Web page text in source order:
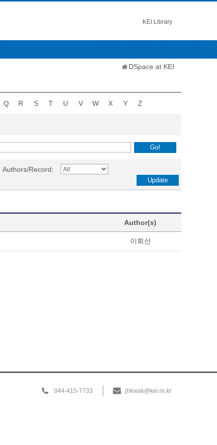
KEI Library
DSpace at KEI
Q R S T U V W X Y Z
Authors/Record:
Author(s)
이희선
044-415-7733 jhkwak@kei.re.kr